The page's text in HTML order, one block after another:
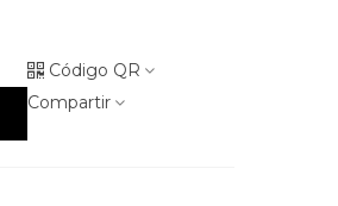
Código QR
Compartir